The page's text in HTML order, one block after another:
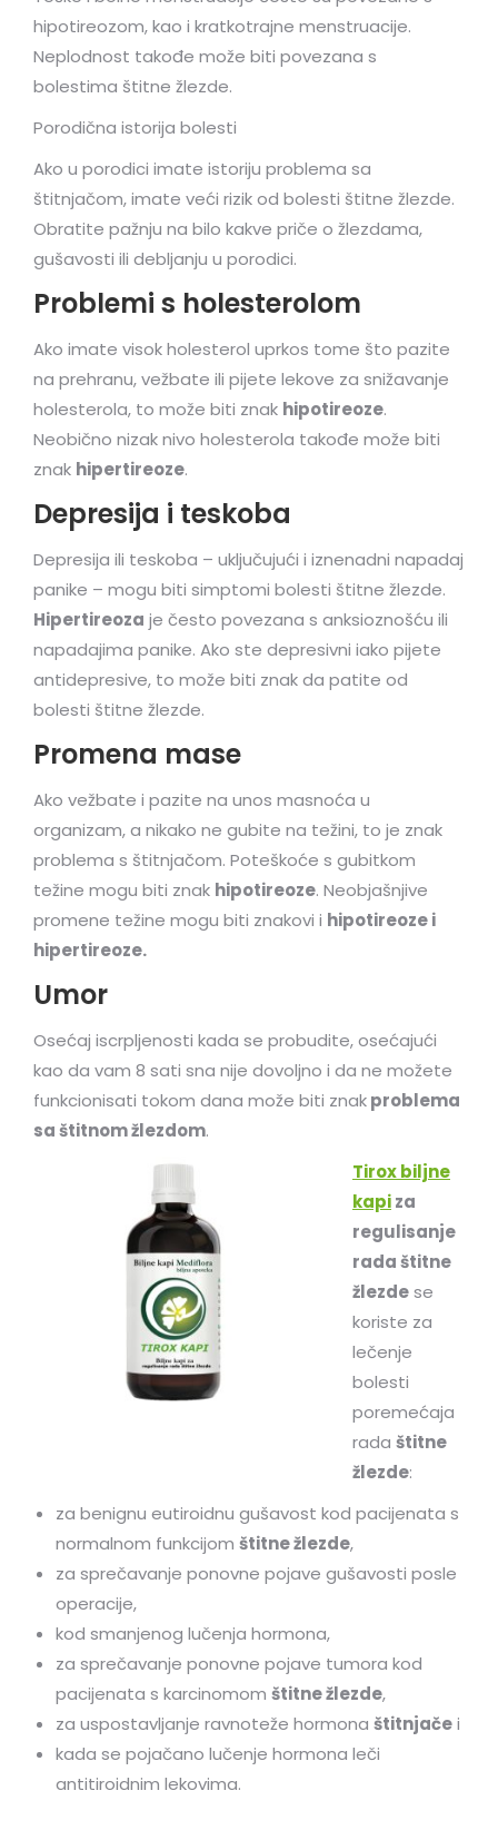
hipotireozom, kao i kratkotrajne menstruacije.
Neplodnost takođe može biti povezana s
bolestima štitne žlezde.
Porodična istorija bolesti
Ako u porodici imate istoriju problema sa
štitnjačom, imate veći rizik od bolesti štitne žlezde.
Obratite pažnju na bilo kakve priče o žlezdama,
gušavosti ili debljanju u porodici.
Problemi s holesterolom
Ako imate visok holesterol uprkos tome što pazite
na prehranu, vežbate ili pijete lekove za snižavanje
holesterola, to može biti znak hipotireoze.
Neobično nizak nivo holesterola takođe može biti
znak hipertireoze.
Depresija i teskoba
Depresija ili teskoba – uključujući i iznenadni napadaj
panike – mogu biti simptomi bolesti štitne žlezde.
Hipertireoza je često povezana s anksioznošću ili
napadajima panike. Ako ste depresivni iako pijete
antidepresive, to može biti znak da patite od
bolesti štitne žlezde.
Promena mase
Ako vežbate i pazite na unos masnoća u
organizam, a nikako ne gubite na težini, to je znak
problema s štitnjačom. Poteškoće s gubitkom
težine mogu biti znak hipotireoze. Neobjašnjive
promene težine mogu biti znakovi i hipotireoze i
hipertireoze.
Umor
Osećaj iscrpljenosti kada se probudite, osećajući
kao da vam 8 sati sna nije dovoljno i da ne možete
funkcionisati tokom dana može biti znakproblema
sa štitnom žlezdom.
Tirox biljne
kapiza
regulisanje
rada štitne
žlezdese
koriste za
lečenje
bolesti
poremećaja
rada štitne
žlezde:
za benignu eutiroidnu gušavost kod pacijenata s
normalnom funkcijom štitne žlezde,
za sprečavanje ponovne pojave gušavosti posle
operacije,
kod smanjenog lučenja hormona,
za sprečavanje ponovne pojave tumora kod
pacijenata s karcinomom štitne žlezde,
za uspostavljanje ravnoteže hormona štitnjačei
kada se pojačano lučenje hormona leči
antitiroidnim lekovima.